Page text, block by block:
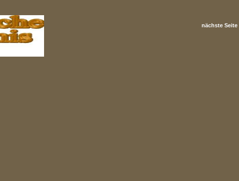
nächste Seite